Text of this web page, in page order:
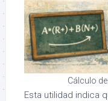
Cálculo
Esta utilidad indica